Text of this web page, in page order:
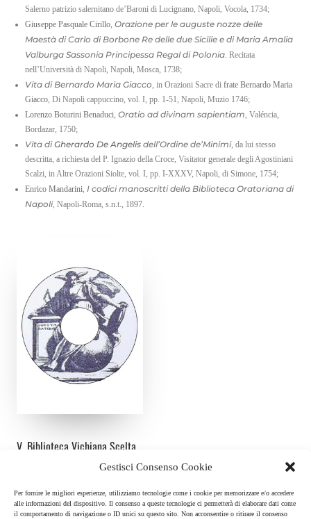
Gestisci Consenso Cookie
Per fornire le migliori esperienze, utilizziamo tecnologie come i cookie per memorizzare e/o accedere
alle informazioni del dispositivo. Il consenso a queste tecnologie ci permetterà di elaborare dati come
il comportamento di navigazione o ID unici su questo sito. Non acconsentire o ritirare il consenso
Salerno patrizio salernitano de’Baroni di Lucignano, Napoli, Vocola, 1734;
Giuseppe Pasquale Cirillo, Orazione per le auguste nozze delle
Maestà di Carlo di Borbone Re delle due Sicilie e di Maria Amalia
Valburga Sassonia Principessa Regal di Polonia. Recitata
nell’Università di Napoli, Napoli, Mosca, 1738;
Vita di Bernardo Maria Giacco, in Orazioni Sacre di frate Bernardo Maria
Giacco, Di Napoli cappuccino, vol. I, pp. 1-51, Napoli, Muzio 1746;
Lorenzo Boturini Benaduci, Oratio ad divinam sapientiam, Valéncia,
Bordazar, 1750;
Vita diGherardo De Angelis dell’Ordine de’Minimi, da lui stesso
descritta, a richiesta del P. Ignazio della Croce, Visitator generale degli Agostiniani
Scalzi, in Altre Orazioni Siolte, vol. I, pp. I-XXXV, Napoli, di Simone, 1754;
Enrico Mandarini, I codici manoscritti della Biblioteca Oratoriana di
Napoli, Napoli-Roma, s.n.t., 1897.
V. Biblioteca Vichiana Scelta
Rubbettino
Vico su cd rom, V - volume III